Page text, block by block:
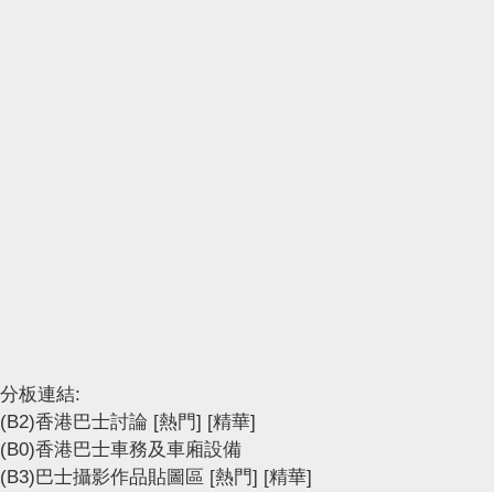
分板連結:
(B2)香港巴士討論 [熱門] [精華]
(B0)香港巴士車務及車廂設備
(B3)巴士攝影作品貼圖區 [熱門] [精華]